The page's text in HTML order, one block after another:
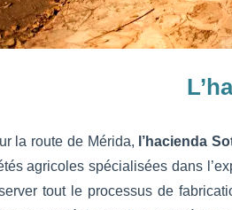
la route de Mérida, l’hacienda
agricoles spécialisées dans
tout le processus de